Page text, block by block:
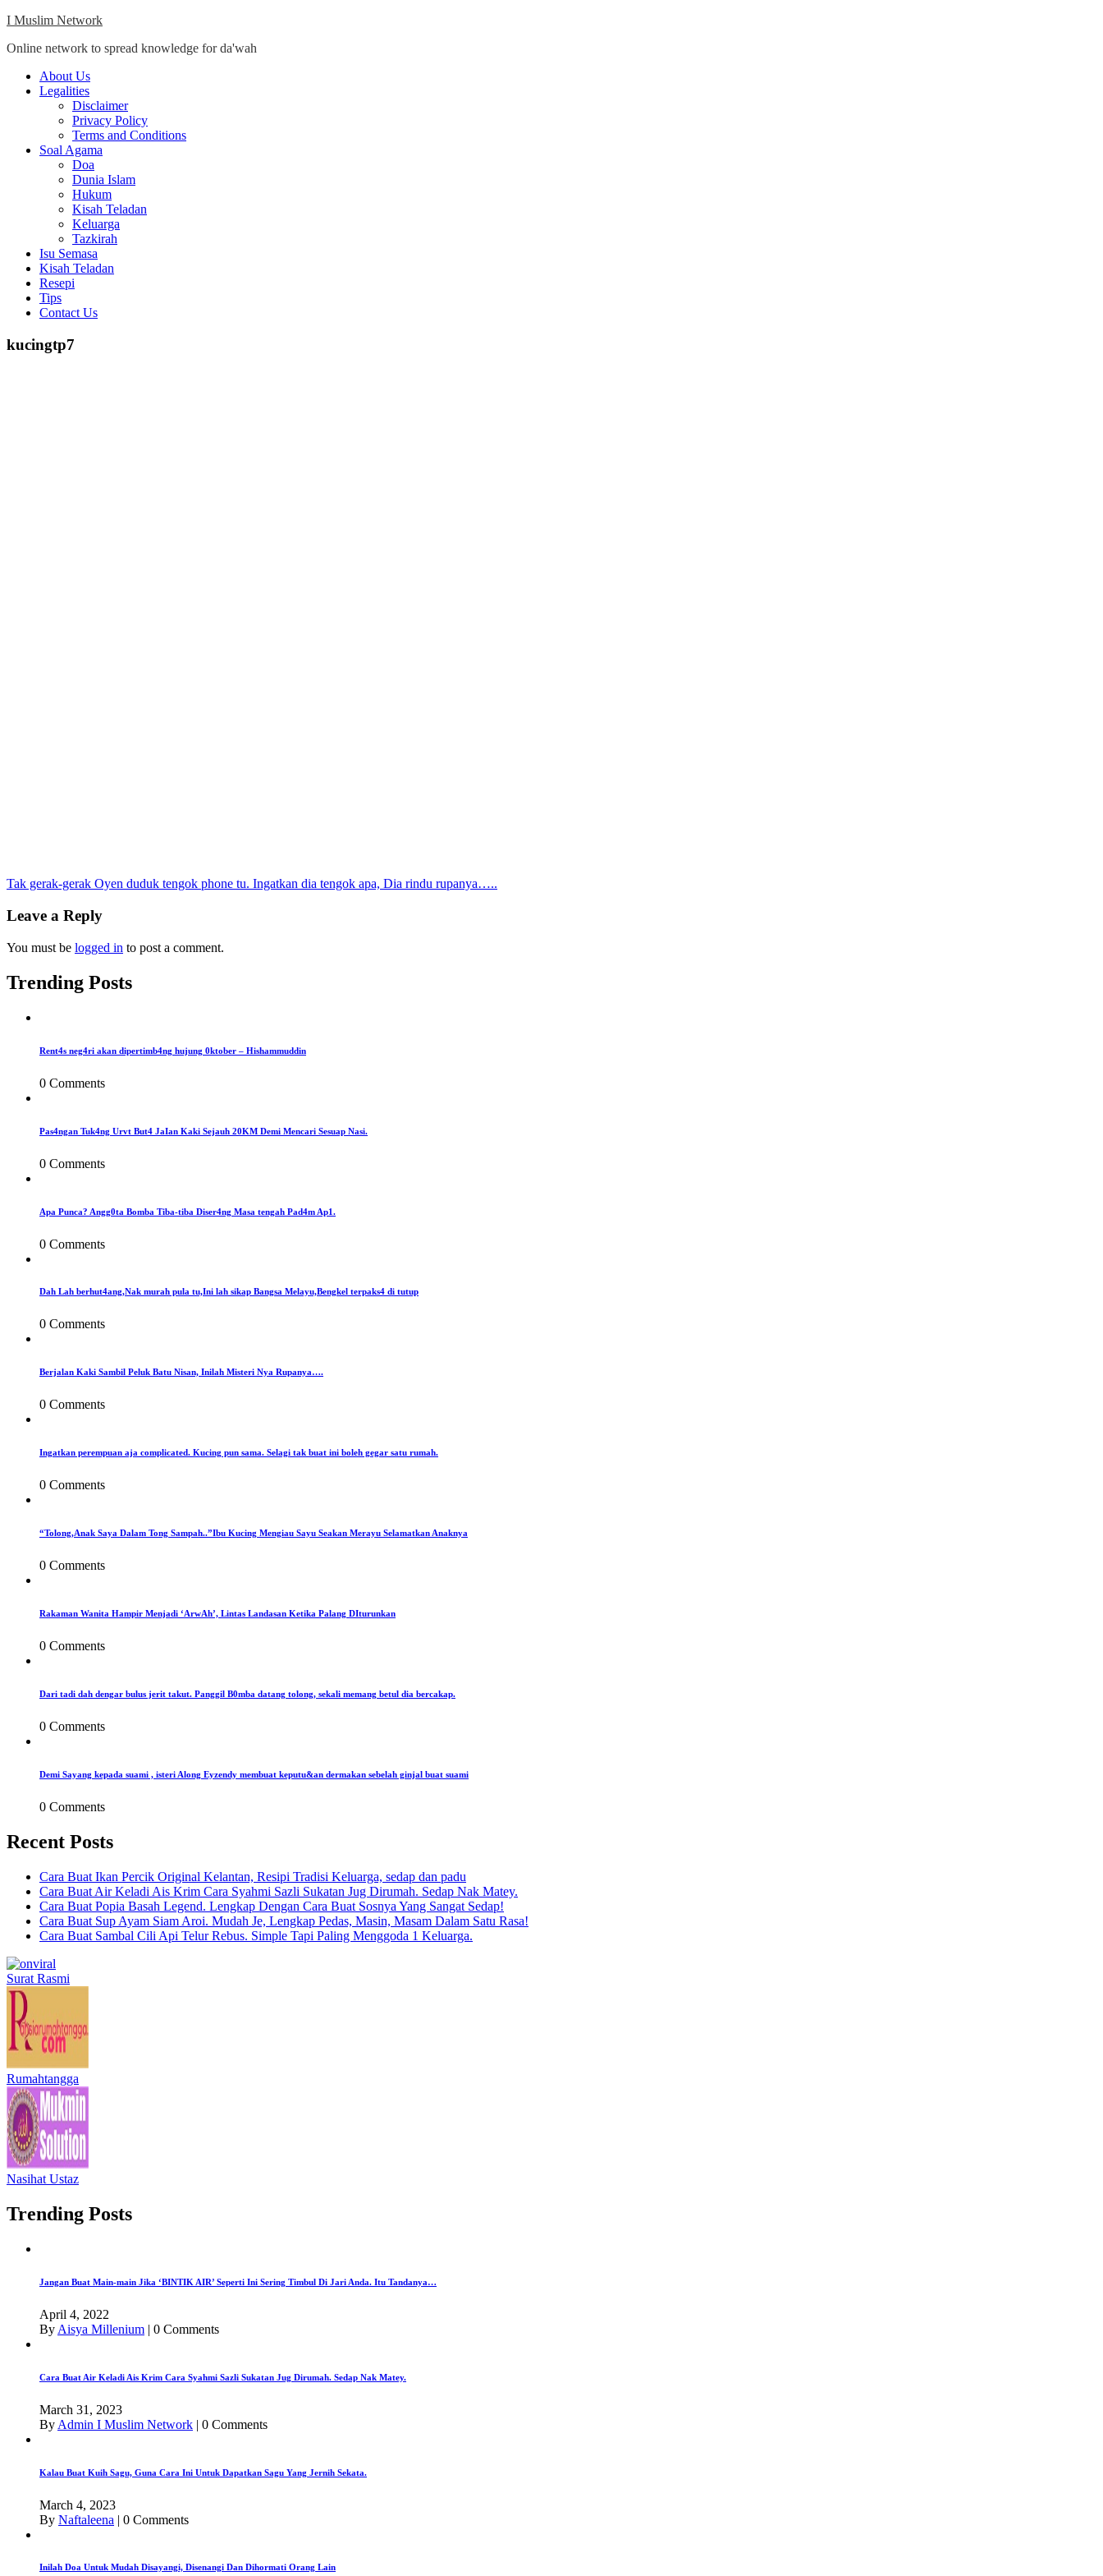
Skip
content
I Muslim Network
Online network to spread knowledge for da'wah
Close
Menu
About Us
Legalities
Disclaimer
Privacy Policy
Terms and Conditions
Soal Agama
Doa
Dunia Islam
Hukum
Kisah Teladan
Keluarga
Tazkirah
Isu Semasa
Kisah Teladan
Resepi
Tips
Contact Us
kucingtp7
Post
navigation
Tak gerak-gerak Oyen duduk tengok phone tu. Ingatkan dia tengok apa, Dia rindu rupanya…..
Leave a Reply
You must be logged in to post a comment.
Trending Posts
Rent4s neg4ri akan dipertimb4ng hujung 0ktober – Hishammuddin
0 Comments
Pas4ngan Tuk4ng Urvt But4 JaIan Kaki Sejauh 20KM Demi Mencari Sesuap Nasi.
0 Comments
Apa Punca? Angg0ta Bomba Tiba-tiba Diser4ng Masa tengah Pad4m Ap1.
0 Comments
Dah Lah berhut4ang,Nak murah pula tu,Ini lah sikap Bangsa Melayu,Bengkel terpaks4 di tutup
0 Comments
Berjalan Kaki Sambil Peluk Batu Nisan, Inilah Misteri Nya Rupanya….
0 Comments
Ingatkan perempuan aja complicated. Kucing pun sama. Selagi tak buat ini boleh gegar satu rumah.
0 Comments
“Tolong,Anak Saya Dalam Tong Sampah..”Ibu Kucing Mengiau Sayu Seakan Merayu Selamatkan Anaknya
0 Comments
Rakaman Wanita Hampir Menjadi ‘ArwAh’, Lintas Landasan Ketika Palang DIturunkan
0 Comments
Dari tadi dah dengar bulus jerit takut. Panggil B0mba datang tolong, sekali memang betul dia bercakap.
0 Comments
Demi Sayang kepada suami , isteri Along Eyzendy membuat keputu&an dermakan sebelah ginjal buat suami
0 Comments
Recent Posts
Cara Buat Ikan Percik Original Kelantan, Resipi Tradisi Keluarga, sedap dan padu
Cara Buat Air Keladi Ais Krim Cara Syahmi Sazli Sukatan Jug Dirumah. Sedap Nak Matey.
Cara Buat Popia Basah Legend. Lengkap Dengan Cara Buat Sosnya Yang Sangat Sedap!
Cara Buat Sup Ayam Siam Aroi. Mudah Je, Lengkap Pedas, Masin, Masam Dalam Satu Rasa!
Cara Buat Sambal Cili Api Telur Rebus. Simple Tapi Paling Menggoda 1 Keluarga.
Surat Rasmi
Rumahtangga
Nasihat Ustaz
Trending Posts
Jangan Buat Main-main Jika ‘BINTIK AIR’ Seperti Ini Sering Timbul Di Jari Anda. Itu Tandanya…
April 4, 2022
By Aisya Millenium | 0 Comments
Cara Buat Air Keladi Ais Krim Cara Syahmi Sazli Sukatan Jug Dirumah. Sedap Nak Matey.
March 31, 2023
By Admin I Muslim Network | 0 Comments
Kalau Buat Kuih Sagu, Guna Cara Ini Untuk Dapatkan Sagu Yang Jernih Sekata.
March 4, 2023
By Naftaleena | 0 Comments
Inilah Doa Untuk Mudah Disayangi, Disenangi Dan Dihormati Orang Lain